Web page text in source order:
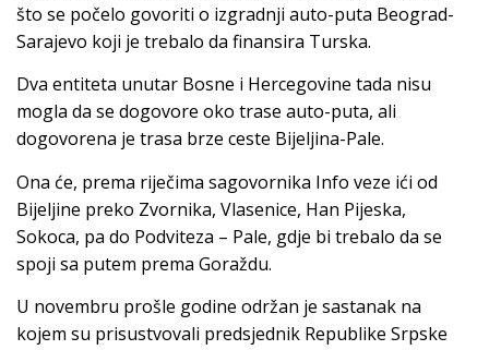
što se počelo govoriti o izgradnji auto-puta Beograd-
Sarajevo koji je trebalo da finansira Turska.
Dva entiteta unutar Bosne i Hercegovine tada nisu
mogla da se dogovore oko trase auto-puta, ali
dogovorena je trasa brze ceste Bijeljina-Pale.
Ona će, prema riječima sagovornika Info veze ići od
Bijeljine preko Zvornika, Vlasenice, Han Pijeska,
Sokoca, pa do Podviteza – Pale, gdje bi trebalo da se
spoji sa putem prema Goraždu.
U novembru prošle godine održan je sastanak na
kojem su prisustvovali predsjednik Republike Srpske